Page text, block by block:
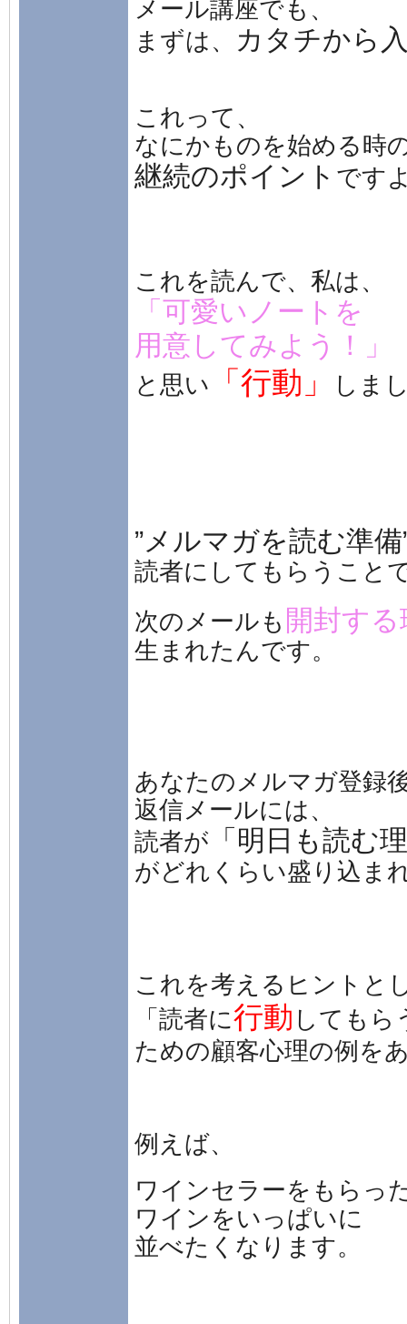
メール講座でも、
まずは、
カタチから
これって、
なにかものを始める時
継続のポイント です
これを読んで、私は、
「可愛いノートを
用意してみよう！」
と思い 「行動」 しま
”メルマガを読む準備
読者にしてもらうこと
次のメールも 開封す
生まれたんです。
あなたのメルマガ登録
返信メールには、
読者が 「明日も読む
がどれくらい盛り込ま
これを考えるヒントと
「読者に行動 してもら
ための顧客心理の例を
例えば、
ワインセラーをもらっ
ワインをいっぱいに
並べたくなります。